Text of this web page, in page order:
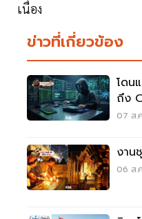
เนื่อง
ข่าวที่เกี่ยวข้อง
โดน
ถึง
07 ส.
งาน
06 ส.